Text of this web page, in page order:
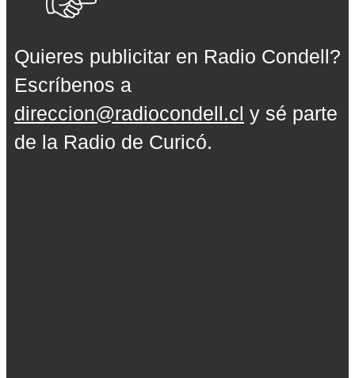
Quieres publicitar en Radio Condell?
Escríbenos a
direccion@radiocondell.cl y sé parte
de la Radio de Curicó.